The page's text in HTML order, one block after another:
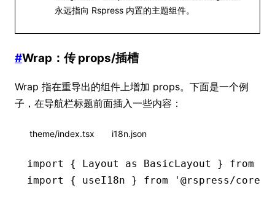
永远指向 Rspress 内置的主题组件。
#Wrap：传 props/插槽
Wrap 指在重导出的组件上增加 props。下面是一个例
子，在导航栏标题前面插入一些内容：
theme/index.tsx i18n.json
import { Layout as BasicLayout } from
import
{ useI18n } from '@rspress/core'